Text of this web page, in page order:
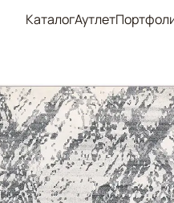
КаталогАутлет